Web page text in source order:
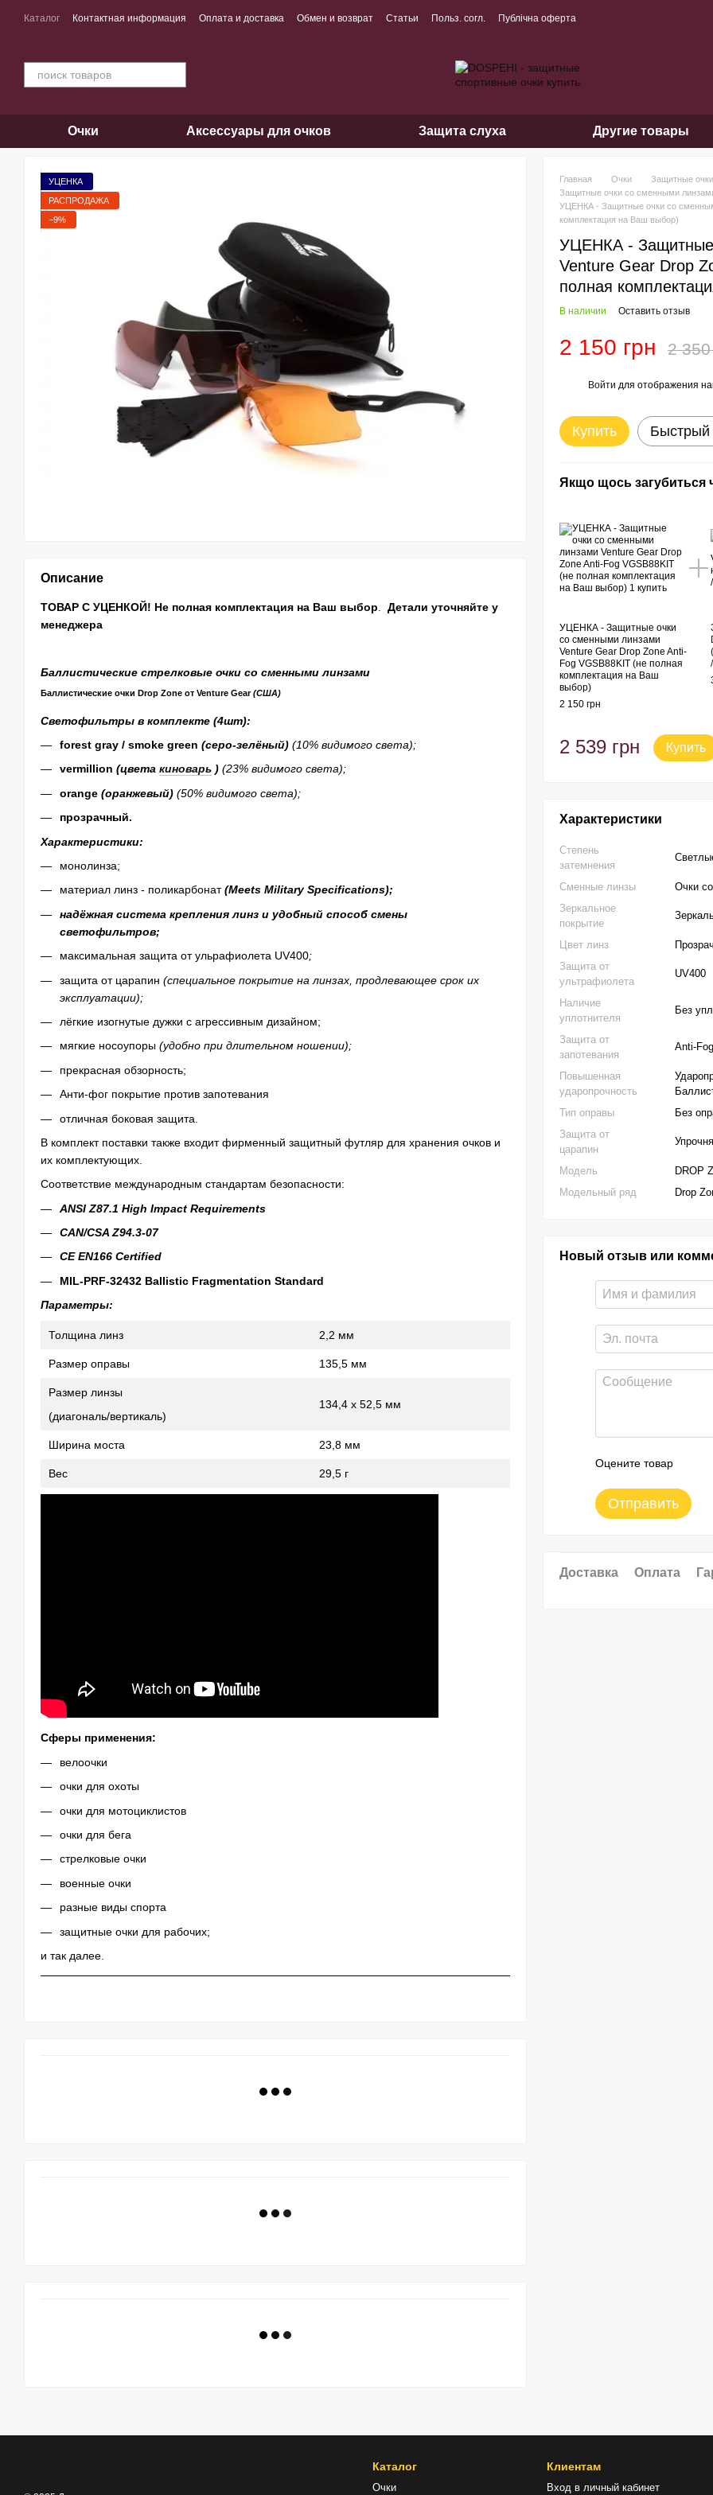
Перейти к основному контенту
Каталог Контактная информация Оплата и доставка Обмен и возврат Статьи Польз. согл. Публічна оферта
Очки Аксессуары для очков Защита слуха Другие товары
УЦЕНКА
РАСПРОДАЖА
−9%
Описание
ТОВАР С УЦЕНКОЙ! Не полная комплектация на Ваш выбор
Детали уточняйте у
менеджера
Баллистические стрелковые очки со сменными линзами
Баллистические очки Drop Zone от Venture Gear(США)
Светофильтры в комплекте (4шт):
forest gray / smoke green (серо-зелёный) (10% видимого света);
vermillion (цвета киноварь ) (23% видимого света);
orange (оранжевый) (50% видимого света);
прозрачный.
Характеристики:
монолинза;
материал линз - поликарбонат(Meets Military Specifications);
надёжная система крепления линз и удобный способ смены
светофильтров;
максимальная защита от ульрафиолета UV400;
защита от царапин (специальное покрытие на линзах, продлевающее срок их
эксплуатации);
лёгкие изогнутые дужки с агрессивным дизайном;
мягкие носоупоры (удобно при длительном ношении);
прекрасная обзорность;
Анти-фог покрытие против запотевания
отличная боковая защита.
В комплект поставки также входит фирменный защитный футляр для хранения очков и
их комплектующих.
Соответствие международным стандартам безопасности:
ANSI Z87.1 High Impact Requirements
CAN/CSA Z94.3-07
CE EN166 Certified
MIL-PRF-32432 Ballistic Fragmentation Standard
Параметры:
Толщина линз 2,2 мм
Размер оправы 135,5 мм
Размер линзы
(диагональ/вертикаль)
134,4 x 52,5 мм
Ширина моста 23,8 мм
Вес 29,5 г
Сферы применения:
велоочки
очки для охоты
очки для мотоциклистов
очки для бега
стрелковые очки
военные очки
разные виды спорта
защитные очки для рабочих;
и так далее.
Главная Очки Защитные очки
Защитные очки со сменными
УЦЕНКА - Защитные очки со
комплектация на Ваш выбор)
УЦЕНКА - Защитные
Venture Gear Drop
полная
В наличии Оставить отзыв
2 150 грн 2 350
Войти для отображения
Купить Быстрый
Якщо щось загубиться
УЦЕНКА - Защитные очки
со сменными линзами
Venture Gear Drop Zone Anti-
Fog VGSB88KIT (не полная
комплектация на Ваш
выбор)
2 150 грн
2 539 грн Купить
Характеристики
Степень
затемнения
Сменные линзы
Очки
Зеркальное
покрытие
Цвет линз
Защита от
ультрафиолета
UV400
Наличие
уплотнителя
Без
Защита от
запотевания
Anti-
Повышенная
ударопрочность
Тип оправы
Без
Защита от
царапин
Модель
DROP
Модельный ряд
Drop
Новый отзыв или
Оцените товар
Отправить
Доставка Оплата
Каталог
Очки
Клиентам
Вход в личный кабинет